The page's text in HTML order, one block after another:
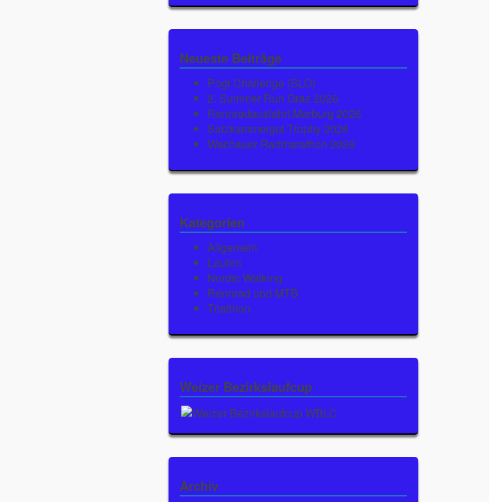
Neueste Beiträge
Pogi Challenge (SLO)
2. Summer Run Graz 2026
Rennradausfahrt Marburg 2026
Salzkammergut Trophy 2026
Wachauer Radmarathon 2026
Kategorien
Allgemein
Laufen
Nordic Walking
Rennrad und MTB
Triathlon
Weizer Bezirkslaufcup
Archiv